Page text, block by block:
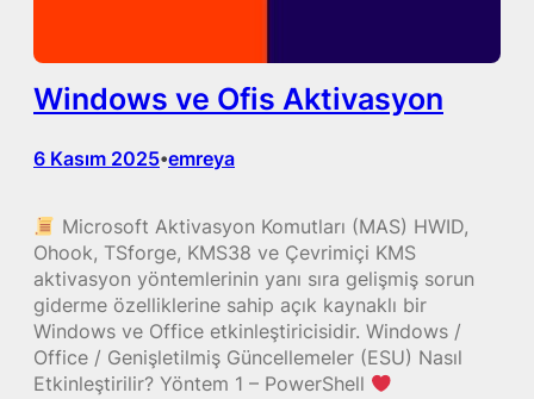
Windows ve Ofis Aktivasyon
6 Kasım 2025•emreya
Microsoft Aktivasyon Komutları (MAS) HWID,
Ohook, TSforge, KMS38 ve Çevrimiçi KMS
aktivasyon yöntemlerinin yanı sıra gelişmiş sorun
giderme özelliklerine sahip açık kaynaklı bir
Windows ve Office etkinleştiricisidir. Windows /
Office / Genişletilmiş Güncellemeler (ESU) Nasıl
Etkinleştirilir? Yöntem 1 – PowerShell